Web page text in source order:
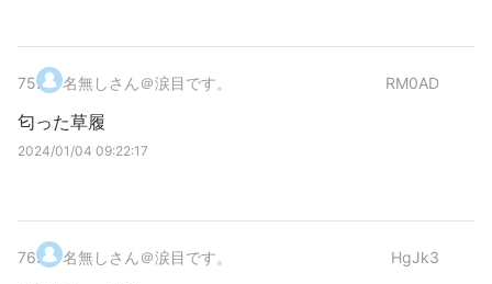
75. 名無しさん＠涙目です。 RM0AD
匂った草履
2024/01/04 09:22:17
76. 名無しさん＠涙目です。 HgJk3